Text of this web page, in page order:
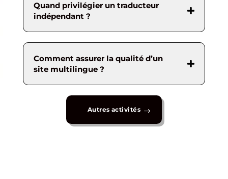
Quand privilégier un traducteur
indépendant ?
Comment assurer la qualité d’un
site multilingue ?
Autres activités